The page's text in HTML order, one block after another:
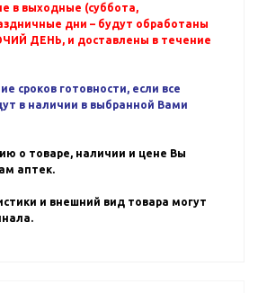
в выходные (суббота,
дни – будут обработаны
ДЕНЬ, и доставлены в течение
сроков готовности, если все
в наличии в выбранной Вами
о товаре, наличии и цене Вы
аптек.
и внешний вид товара могут